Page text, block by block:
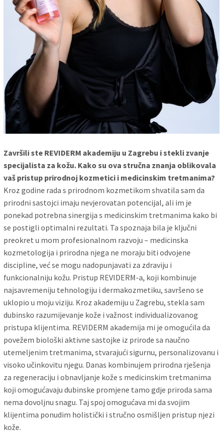
Završili ste REVIDERM akademiju u Zagrebu i stekli zvanje
specijalista za kožu. Kako su ova stručna znanja oblikovala
vaš pristup prirodnoj kozmetici i medicinskim tretmanima?
Kroz godine rada s prirodnom kozmetikom shvatila sam da
prirodni sastojci imaju nevjerovatan potencijal, ali im je
ponekad potrebna sinergija s medicinskim tretmanima kako bi
se postigli optimalni rezultati. Ta spoznaja bila je ključni
preokret u mom profesionalnom razvoju – medicinska
kozmetologija i prirodna njega ne moraju biti odvojene
discipline, već se mogu nadopunjavati za zdraviju i
funkcionalniju kožu. Pristup REVIDERM-a, koji kombinuje
najsavremeniju tehnologiju i dermakozmetiku, savršeno se
uklopio u moju viziju. Kroz akademiju u Zagrebu, stekla sam
dubinsko razumijevanje kože i važnost individualizovanog
pristupa klijentima. REVIDERM akademija mi je omogućila da
povežem biološki aktivne sastojke iz prirode sa naučno
utemeljenim tretmanima, stvarajući sigurnu, personalizovanu i
visoko učinkovitu njegu. Danas kombinujem prirodna rješenja
za regeneraciju i obnavljanje kože s medicinskim tretmanima
koji omogućavaju dubinske promjene tamo gdje priroda sama
nema dovoljnu snagu. Taj spoj omogućava mi da svojim
klijentima ponudim holistički i stručno osmišljen pristup njezi
kože.